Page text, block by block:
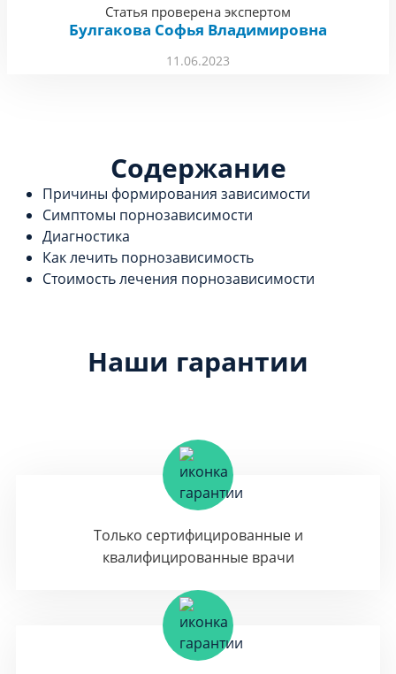
11.06.2023
Статья проверена экспертом
Булгакова Софья Владимировна
Содержание
Причины формирования зависимости
Симптомы порнозависимости
Диагностика
Как лечить порнозависимость
Стоимость лечения порнозависимости
Наши гарантии
Только сертифицированные и
квалифицированные врачи